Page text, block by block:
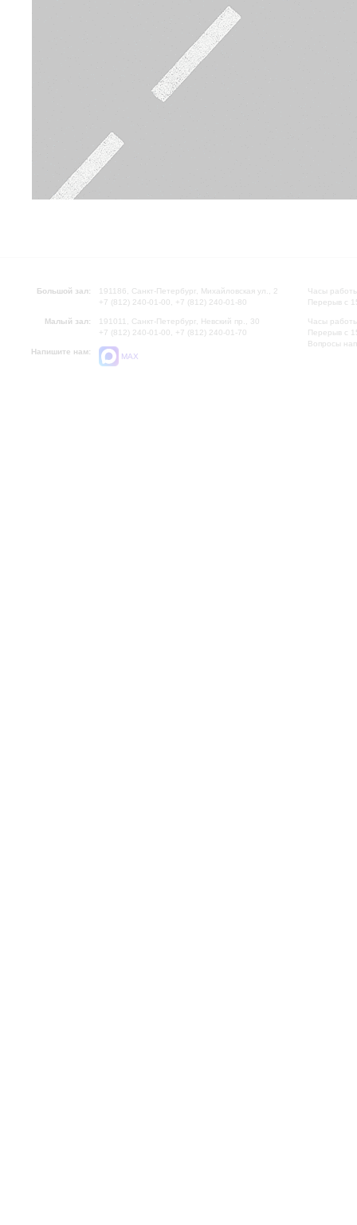
Большой зал:
191186, Санкт-Петербург, Михайловская ул., 2
+7 (812) 240-01-00, +7 (812) 240-01-80
Малый зал:
191011, Санкт-Петербург, Невский пр., 30
+7 (812) 240-01-00, +7 (812) 240-01-70
Напишите нам:
MAX
Часы
Перерыв с
Часы
Перерыв с
Вопросы